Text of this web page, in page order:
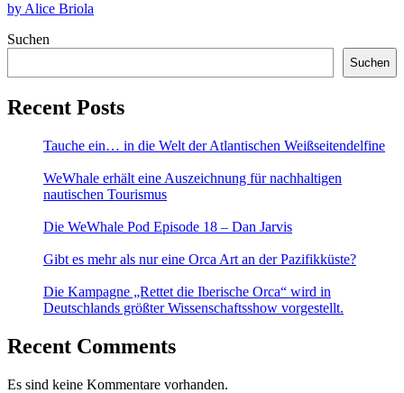
by Alice Briola
Suchen
Suchen
Recent Posts
Tauche ein… in die Welt der Atlantischen Weißseitendelfine
WeWhale erhält eine Auszeichnung für nachhaltigen
nautischen Tourismus
Die WeWhale Pod Episode 18 – Dan Jarvis
Gibt es mehr als nur eine Orca Art an der Pazifikküste?
Die Kampagne „Rettet die Iberische Orca“ wird in
Deutschlands größter Wissenschaftsshow vorgestellt.
Recent Comments
Es sind keine Kommentare vorhanden.